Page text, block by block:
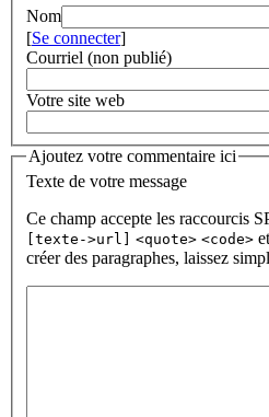
Nom
[Se connecter]
Courriel (non publié)
Votre site web
Ajoutez votre commentaire ici
Texte de votre message
Ce champ accepte les raccourcis
[texte->url]
<quote> <code>
créer des paragraphes, laissez